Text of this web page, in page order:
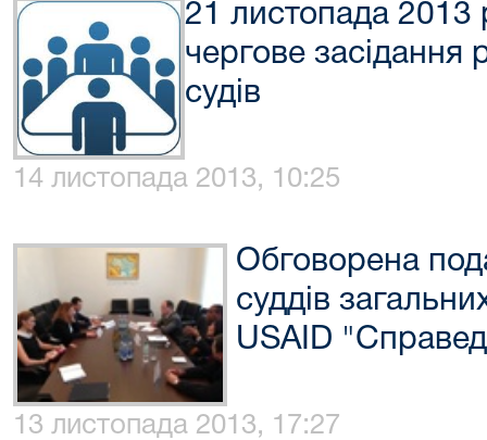
21 листопада 2013
чергове засідання
судів
14 листопада 2013, 10:25
Обговорена
суддів
USAID
13 листопада 2013, 17:27